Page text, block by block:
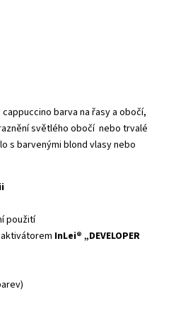
barva na řasy a obočí,
světlého obočí nebo trvalé
s barvenými blond vlasy nebo
použití
InLei® „DEVELOPER